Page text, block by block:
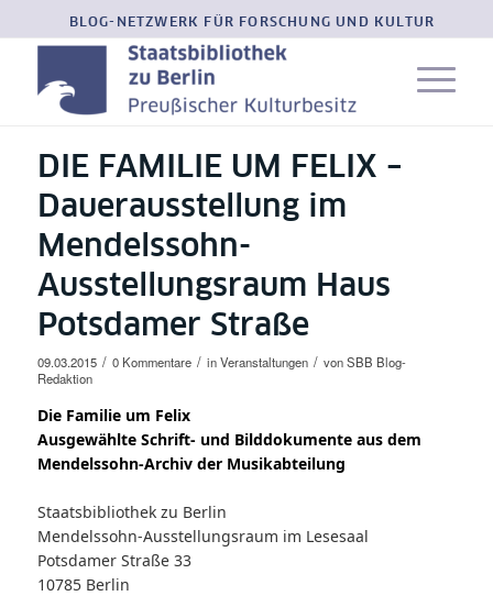
BLOG-NETZWERK FÜR FORSCHUNG UND KULTUR
DIE FAMILIE UM FELIX –
Dauerausstellung im
Mendelssohn-
Ausstellungsraum Haus
Potsdamer Straße
09.03.2015 / 0 Kommentare / inVeranstaltungen / vonSBB Blog-
Redaktion
Die Familie um Felix
Ausgewählte Schrift- und Bilddokumente aus dem
Mendelssohn-Archiv der Musikabteilung
Staatsbibliothek zu Berlin
Mendelssohn-Ausstellungsraum im Lesesaal
Potsdamer Straße 33
10785 Berlin